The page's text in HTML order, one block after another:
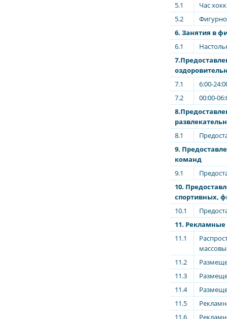
5.1
Час
5.2
6. Занятия в
6.1
7.1
6:00-
7.2
00:00-
8.1
9.
команд
9.1
10.
спортивных,
10.1
11. Рекламные
11.1
11.2
11.3
11.4
11.5
11.6